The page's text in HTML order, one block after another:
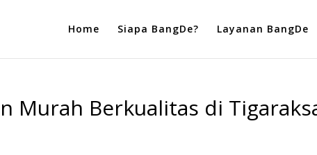
Home Siapa BangDe? Layanan BangDe
Murah Berkualitas di